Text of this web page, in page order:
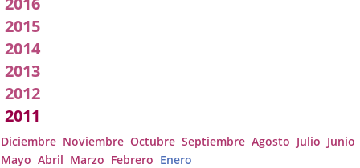
2015
2014
2013
2012
2011
Diciembre Noviembre Octubre Septiembre Agosto Julio Junio
Mayo Abril Marzo Febrero Enero